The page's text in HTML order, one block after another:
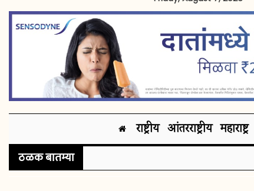
राष्ट्रीय आंतरराष्ट्रीय महाराष्ट्र
ठळक बातम्या